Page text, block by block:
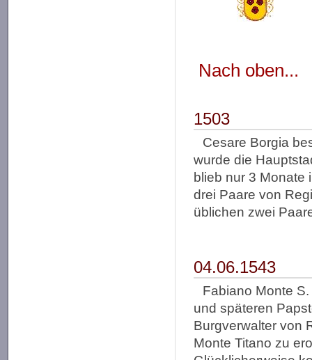
Nach oben...
1503
Cesare Borgia
wurde die
blieb nur 3 Monate
drei Paare von
üblichen zwei
04.06.1543
Fabiano Monte
und späteren
Burgverwalter von
Monte Titano zu